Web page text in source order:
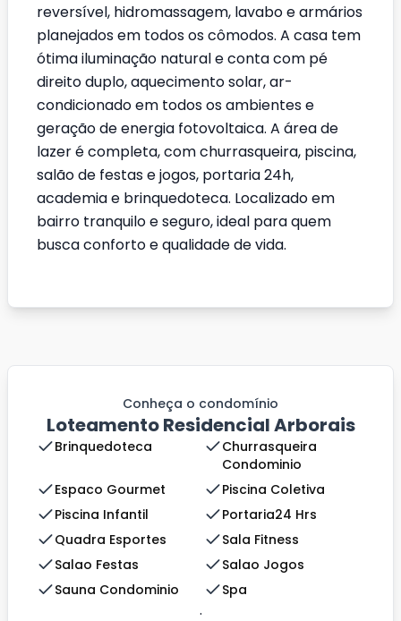
reversível, hidromassagem, lavabo e armários
planejados em todos os cômodos. A casa tem
ótima iluminação natural e conta com pé
direito duplo, aquecimento solar, ar-
condicionado em todos os ambientes e
geração de energia fotovoltaica. A área de
lazer é completa, com churrasqueira, piscina,
salão de festas e jogos, portaria 24h,
academia e brinquedoteca. Localizado em
bairro tranquilo e seguro, ideal para quem
busca conforto e qualidade de vida.
Conheça o condomínio
Loteamento Residencial Arborais
Brinquedoteca
Churrasqueira
Condominio
Espaco Gourmet
Piscina Coletiva
Piscina Infantil
Portaria24 Hrs
Quadra Esportes
Sala Fitness
Salao Festas
Salao Jogos
Sauna Condominio
Spa
.